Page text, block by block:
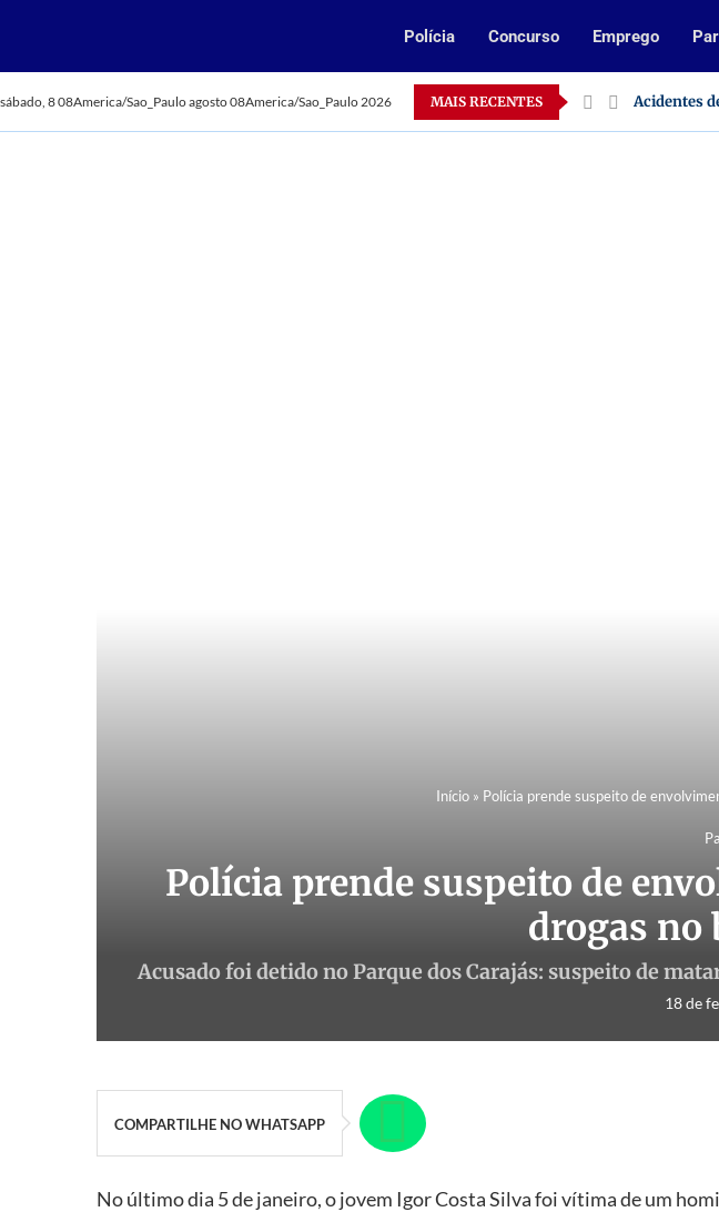
Polícia Concurso Emprego
sábado, 8 08America/Sao_Paulo agosto 08America/Sao_Paulo 2026 MAIS RECENTES
Oportunidade: Vale abre 385 vagas para jovens aprendizes no Pará Acidentes
Início» Polícia prende suspeito de
Polícia prende suspeito de
drogas no
Acusado foi detido no Parque dos Carajás: suspeito de
18 de
COMPARTILHE NO WHATSAPP
No último dia 5 de janeiro, o jovem Igor Costa Silva foi vítima de um